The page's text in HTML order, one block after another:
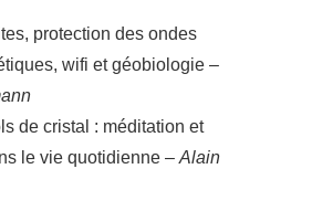
protection des ondes
wifi et géobiologie –
de cristal : méditation et
le vie quotidienne – Alain